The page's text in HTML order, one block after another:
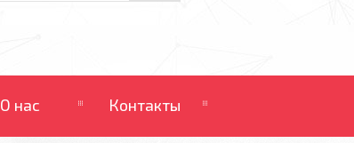
О нас Контакты